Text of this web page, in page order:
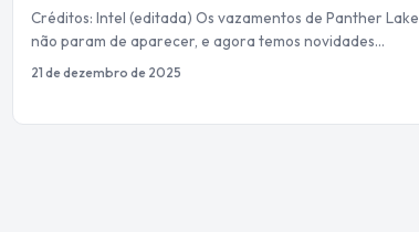
Créditos: Intel (editada) Os vazamentos de Panther Lake
não param de aparecer, e agora temos novidades…
21 de dezembro de 2025